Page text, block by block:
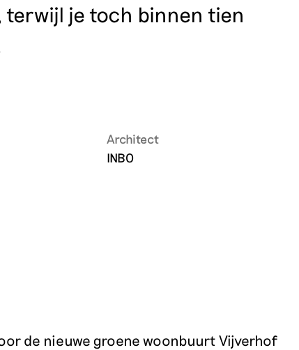
terwijl je toch binnen tien
Architect
INBO
de nieuwe groene woonbuurt Vijverhof